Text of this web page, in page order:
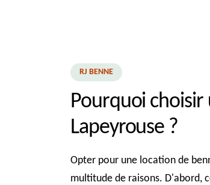
RJ BENNE
Pourquoi
Lapeyrouse ?
Opter pour une location de
multitude de raisons. D'abord,